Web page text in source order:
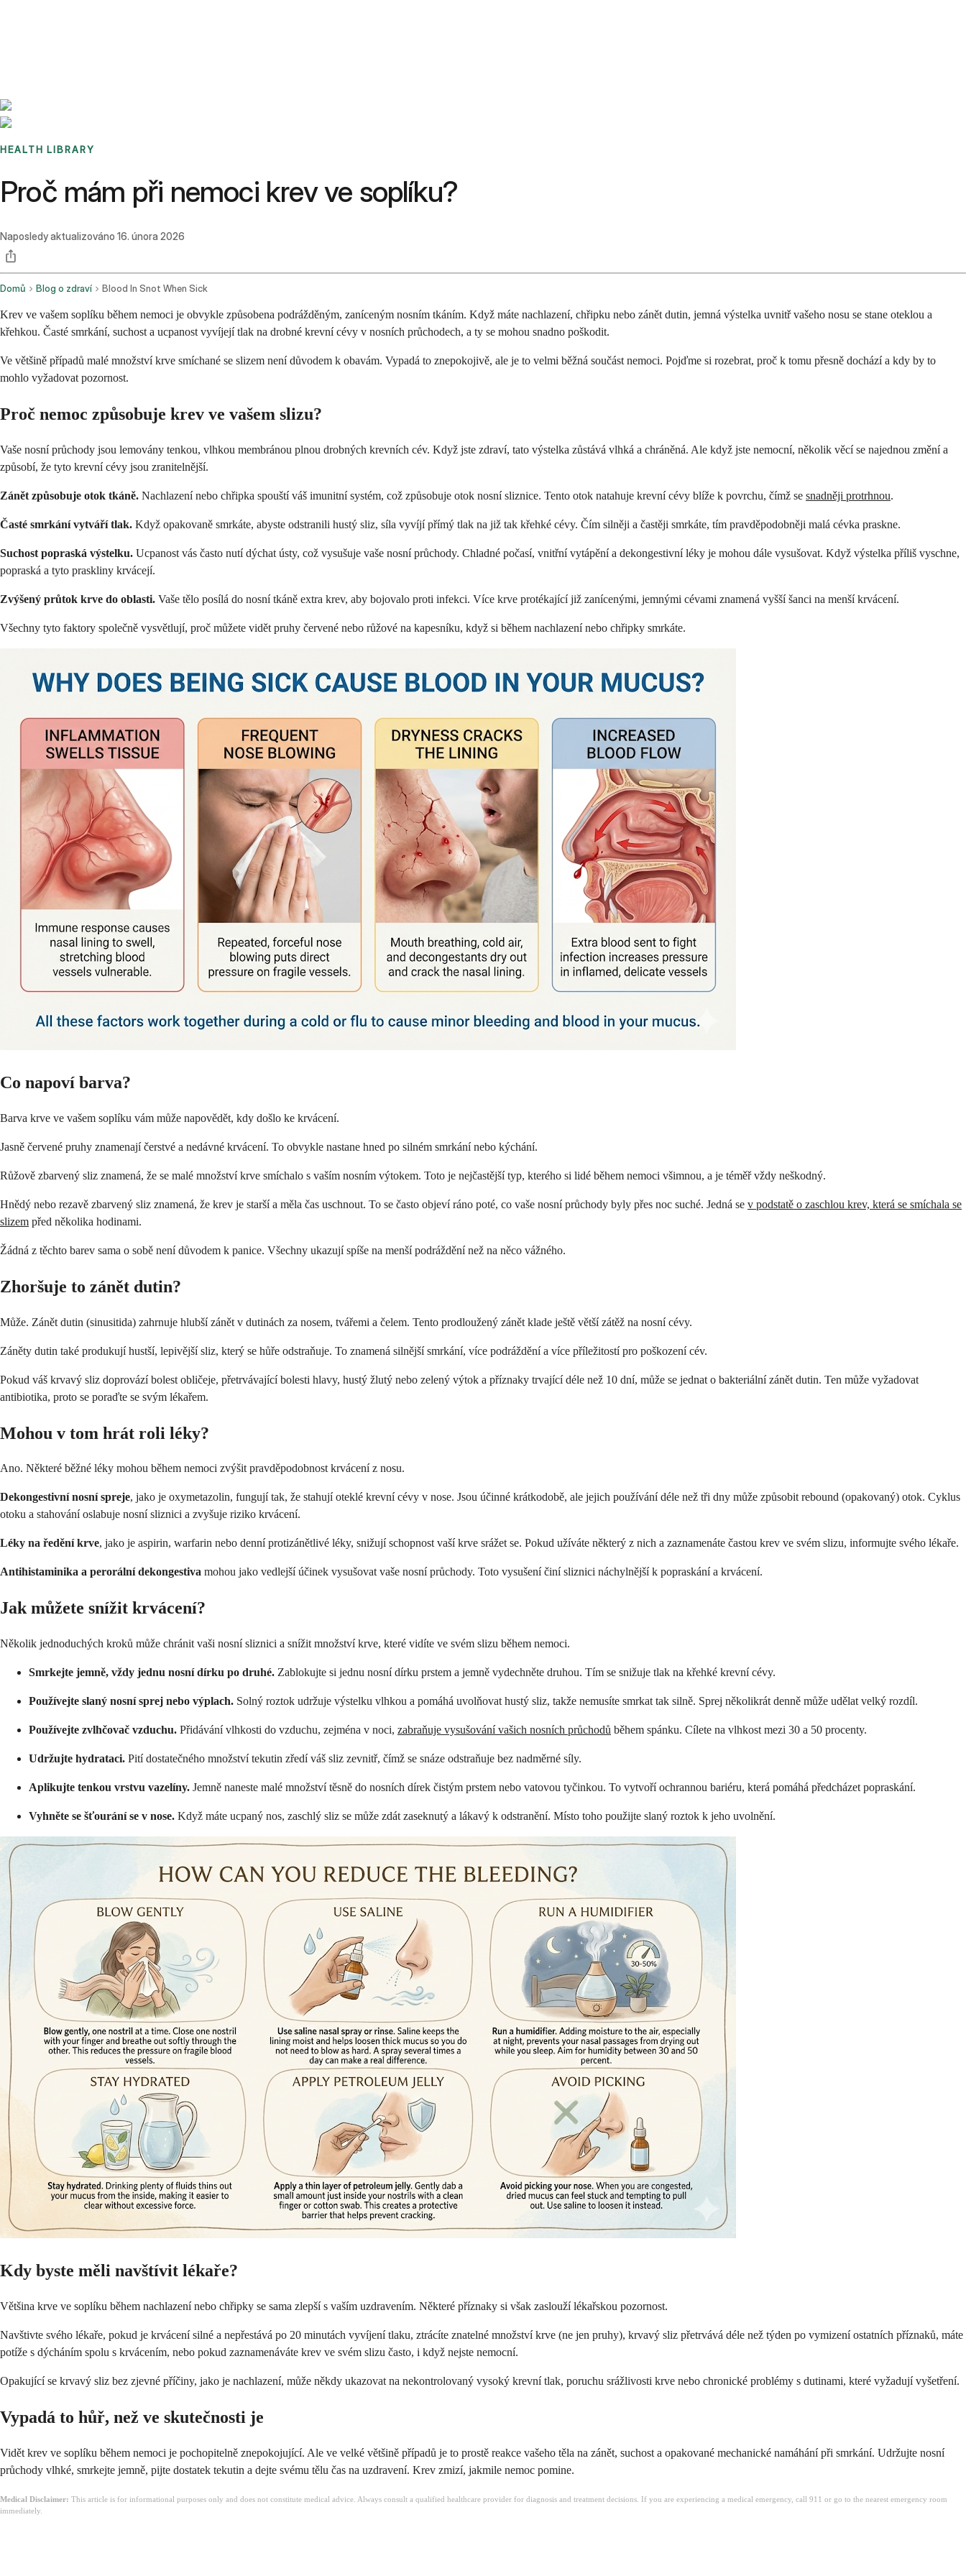
HEALTH LIBRARY
Proč mám při nemoci krev ve soplíku?
Naposledy aktualizováno 16. února 2026
Domů Blog o zdraví Blood In Snot When Sick
Krev ve vašem soplíku během nemoci je obvykle způsobena podrážděným, zaníceným nosním tkáním. Když máte nachlazení, chřipku nebo zánět dutin, jemná výstelka uvnitř vašeho nosu se stane oteklou a
křehkou. Časté smrkání, suchost a ucpanost vyvíjejí tlak na drobné krevní cévy v nosních průchodech, a ty se mohou snadno poškodit.
Ve většině případů malé množství krve smíchané se slizem není důvodem k obavám. Vypadá to znepokojivě, ale je to velmi běžná součást nemoci. Pojďme si rozebrat, proč k tomu přesně dochází a kdy by to
mohlo vyžadovat pozornost.
Proč nemoc způsobuje krev ve vašem slizu?
Vaše nosní průchody jsou lemovány tenkou, vlhkou membránou plnou drobných krevních cév. Když jste zdraví, tato výstelka zůstává vlhká a chráněná. Ale když jste nemocní, několik věcí se najednou změní a
způsobí, že tyto krevní cévy jsou zranitelnější.
Zánět způsobuje otok tkáně. Nachlazení nebo chřipka spouští váš imunitní systém, což způsobuje otok nosní sliznice. Tento otok natahuje krevní cévy blíže k povrchu, čímž se snadněji protrhnou.
Časté smrkání vytváří tlak. Když opakovaně smrkáte, abyste odstranili hustý sliz, síla vyvíjí přímý tlak na již tak křehké cévy. Čím silněji a častěji smrkáte, tím pravděpodobněji malá cévka praskne.
Suchost popraská výstelku. Ucpanost vás často nutí dýchat ústy, což vysušuje vaše nosní průchody. Chladné počasí, vnitřní vytápění a dekongestivní léky je mohou dále vysušovat. Když výstelka příliš vyschne,
popraská a tyto praskliny krvácejí.
Zvýšený průtok krve do oblasti. Vaše tělo posílá do nosní tkáně extra krev, aby bojovalo proti infekci. Více krve protékající již zanícenými, jemnými cévami znamená vyšší šanci na menší krvácení.
Všechny tyto faktory společně vysvětlují, proč můžete vidět pruhy červené nebo růžové na kapesníku, když si během nachlazení nebo chřipky smrkáte.
Co napoví barva?
Barva krve ve vašem soplíku vám může napovědět, kdy došlo ke krvácení.
Jasně červené pruhy znamenají čerstvé a nedávné krvácení. To obvykle nastane hned po silném smrkání nebo kýchání.
Růžově zbarvený sliz znamená, že se malé množství krve smíchalo s vaším nosním výtokem. Toto je nejčastější typ, kterého si lidé během nemoci všimnou, a je téměř vždy neškodný.
Hnědý nebo rezavě zbarvený sliz znamená, že krev je starší a měla čas uschnout. To se často objeví ráno poté, co vaše nosní průchody byly přes noc suché. Jedná se v podstatě o zaschlou krev, která se smíchala se
slizem před několika hodinami.
Žádná z těchto barev sama o sobě není důvodem k panice. Všechny ukazují spíše na menší podráždění než na něco vážného.
Zhoršuje to zánět dutin?
Může. Zánět dutin (sinusitida) zahrnuje hlubší zánět v dutinách za nosem, tvářemi a čelem. Tento prodloužený zánět klade ještě větší zátěž na nosní cévy.
Záněty dutin také produkují hustší, lepivější sliz, který se hůře odstraňuje. To znamená silnější smrkání, více podráždění a více příležitostí pro poškození cév.
Pokud váš krvavý sliz doprovází bolest obličeje, přetrvávající bolesti hlavy, hustý žlutý nebo zelený výtok a příznaky trvající déle než 10 dní, může se jednat o bakteriální zánět dutin. Ten může vyžadovat
antibiotika, proto se poraďte se svým lékařem.
Mohou v tom hrát roli léky?
Ano. Některé běžné léky mohou během nemoci zvýšit pravděpodobnost krvácení z nosu.
Dekongestivní nosní spreje, jako je oxymetazolin, fungují tak, že stahují oteklé krevní cévy v nose. Jsou účinné krátkodobě, ale jejich používání déle než tři dny může způsobit rebound (opakovaný) otok. Cyklus
otoku a stahování oslabuje nosní sliznici a zvyšuje riziko krvácení.
Léky na ředění krve, jako je aspirin, warfarin nebo denní protizánětlivé léky, snižují schopnost vaší krve srážet se. Pokud užíváte některý z nich a zaznamenáte častou krev ve svém slizu, informujte svého lékaře.
Antihistaminika a perorální dekongestiva mohou jako vedlejší účinek vysušovat vaše nosní průchody. Toto vysušení činí sliznici náchylnější k popraskání a krvácení.
Jak můžete snížit krvácení?
Několik jednoduchých kroků může chránit vaši nosní sliznici a snížit množství krve, které vidíte ve svém slizu během nemoci.
Smrkejte jemně, vždy jednu nosní dírku po druhé. Zablokujte si jednu nosní dírku prstem a jemně vydechněte druhou. Tím se snižuje tlak na křehké krevní cévy.
Používejte slaný nosní sprej nebo výplach. Solný roztok udržuje výstelku vlhkou a pomáhá uvolňovat hustý sliz, takže nemusíte smrkat tak silně. Sprej několikrát denně může udělat velký rozdíl.
Používejte zvlhčovač vzduchu. Přidávání vlhkosti do vzduchu, zejména v noci, zabraňuje vysušování vašich nosních průchodů během spánku. Cílete na vlhkost mezi 30 a 50 procenty.
Udržujte hydrataci. Pití dostatečného množství tekutin zředí váš sliz zevnitř, čímž se snáze odstraňuje bez nadměrné síly.
Aplikujte tenkou vrstvu vazelíny. Jemně naneste malé množství těsně do nosních dírek čistým prstem nebo vatovou tyčinkou. To vytvoří ochrannou bariéru, která pomáhá předcházet popraskání.
Vyhněte se šťourání se v nose. Když máte ucpaný nos, zaschlý sliz se může zdát zaseknutý a lákavý k odstranění. Místo toho použijte slaný roztok k jeho uvolnění.
Kdy byste měli navštívit lékaře?
Většina krve ve soplíku během nachlazení nebo chřipky se sama zlepší s vaším uzdravením. Některé příznaky si však zaslouží lékařskou pozornost.
Navštivte svého lékaře, pokud je krvácení silné a nepřestává po 20 minutách vyvíjení tlaku, ztrácíte znatelné množství krve (ne jen pruhy), krvavý sliz přetrvává déle než týden po vymizení ostatních příznaků, máte
potíže s dýcháním spolu s krvácením, nebo pokud zaznamenáváte krev ve svém slizu často, i když nejste nemocní.
Opakující se krvavý sliz bez zjevné příčiny, jako je nachlazení, může někdy ukazovat na nekontrolovaný vysoký krevní tlak, poruchu srážlivosti krve nebo chronické problémy s dutinami, které vyžadují vyšetření.
Vypadá to hůř, než ve skutečnosti je
Vidět krev ve soplíku během nemoci je pochopitelně znepokojující. Ale ve velké většině případů je to prostě reakce vašeho těla na zánět, suchost a opakované mechanické namáhání při smrkání. Udržujte nosní
průchody vlhké, smrkejte jemně, pijte dostatek tekutin a dejte svému tělu čas na uzdravení. Krev zmizí, jakmile nemoc pomine.
Medical Disclaimer: This article is for informational purposes only and does not constitute medical advice. Always consult a qualified healthcare provider for diagnosis and treatment decisions. If you are experiencing a medical emergency, call 911 or go to the nearest emergency room
immediately.